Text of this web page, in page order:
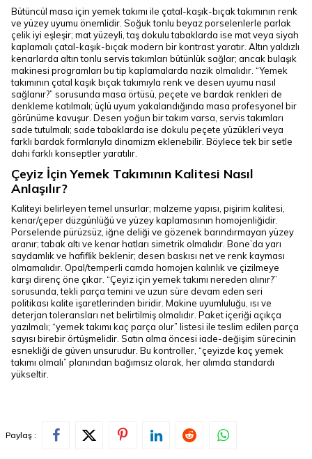
Bütüncül masa için yemek takımı ile çatal-kaşık-bıçak takımının renk
ve yüzey uyumu önemlidir. Soğuk tonlu beyaz porselenlerle parlak
çelik iyi eşleşir; mat yüzeyli, taş dokulu tabaklarda ise mat veya siyah
kaplamalı çatal-kaşık-bıçak modern bir kontrast yaratır. Altın yaldızlı
kenarlarda altın tonlu servis takımları bütünlük sağlar; ancak bulaşık
makinesi programları bu tip kaplamalarda nazik olmalıdır. “Yemek
takımının çatal kaşık bıçak takımıyla renk ve desen uyumu nasıl
sağlanır?” sorusunda masa örtüsü, peçete ve bardak renkleri de
denkleme katılmalı; üçlü uyum yakalandığında masa profesyonel bir
görünüme kavuşur. Desen yoğun bir takım varsa, servis takımları
sade tutulmalı; sade tabaklarda ise dokulu peçete yüzükleri veya
farklı bardak formlarıyla dinamizm eklenebilir. Böylece tek bir setle
dahi farklı konseptler yaratılır.
Çeyiz İçin Yemek Takımının Kalitesi Nasıl
Anlaşılır?
Kaliteyi belirleyen temel unsurlar; malzeme yapısı, pişirim kalitesi,
kenar/çeper düzgünlüğü ve yüzey kaplamasının homojenliğidir.
Porselende pürüzsüz, iğne deliği ve gözenek barındırmayan yüzey
aranır; tabak altı ve kenar hatları simetrik olmalıdır. Bone’da yarı
saydamlık ve hafiflik beklenir; desen baskısı net ve renk kayması
olmamalıdır. Opal/temperli camda homojen kalınlık ve çizilmeye
karşı direnç öne çıkar. “Çeyiz için yemek takımı nereden alınır?”
sorusunda, tekli parça temini ve uzun süre devam eden seri
politikası kalite işaretlerinden biridir. Makine uyumluluğu, ısı ve
deterjan toleransları net belirtilmiş olmalıdır. Paket içeriği açıkça
yazılmalı; “yemek takımı kaç parça olur” listesi ile teslim edilen parça
sayısı birebir örtüşmelidir. Satın alma öncesi iade-değişim sürecinin
esnekliği de güven unsurudur. Bu kontroller, “çeyizde kaç yemek
takımı olmalı” planından bağımsız olarak, her alımda standardı
yükseltir.
Paylaş :